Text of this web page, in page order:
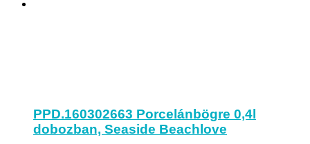
PPD.160302663 Porcelánbögre 0,4l
dobozban, Seaside Beachlove